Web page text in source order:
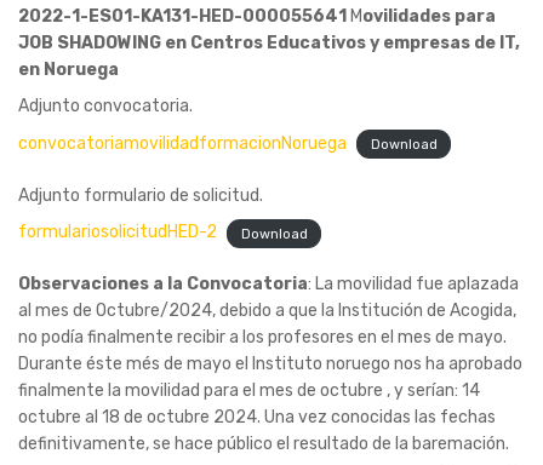
2022-1-ES01-KA131-HED-000055641 Movilidades para
JOB SHADOWING en Centros Educativosy empresas de IT,
en Noruega
Adjunto convocatoria.
convocatoriamovilidadformacionNoruega
Download
Adjunto formulario de solicitud.
formulariosolicitudHED-2
Download
Observaciones a la Convocatoria: La movilidad fue aplazada
al mes de Octubre/2024, debido a que la Institución de Acogida,
no podía finalmente recibir a los profesores en el mes de mayo.
Durante éste més de mayo el Instituto noruego nos ha aprobado
finalmente la movilidad para el mes de octubre , y serían: 14
octubre al 18 de octubre 2024. Una vez conocidas las fechas
definitivamente, se hace público el resultado de la baremación.